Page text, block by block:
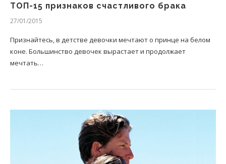
ТОП-15 признаков счастливого брака
27/01/2015
Признайтесь, в детстве девочки мечтают о принце на белом
коне. Большинство девочек вырастает и продолжает
мечтать…